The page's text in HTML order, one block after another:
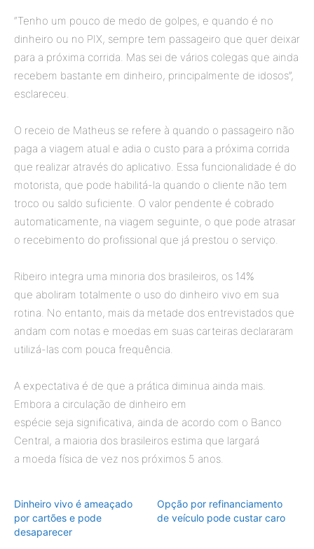
“Tenho um pouco de medo de golpes, e quando é no
dinheiro ou no PIX, sempre tem passageiro que quer deixar
para a próxima corrida. Mas sei de vários colegas que ainda
recebem bastante em dinheiro, principalmente de idosos”,
esclareceu.
O receio de Matheus se refere à quando o passageiro não
paga a viagem atual e adia o custo para a próxima corrida
que realizar através do aplicativo. Essa funcionalidade é do
motorista, que pode habilitá-la quando o cliente não tem
troco ou saldo suficiente. O valor pendente é cobrado
automaticamente, na viagem seguinte, o que pode atrasar
o recebimento do profissional que já prestou o serviço.
Ribeiro integra uma minoria dos brasileiros, os 14%
que aboliram totalmente o uso do dinheiro vivo em sua
rotina. No entanto, mais da metade dos entrevistados que
andam com notas e moedas em suas carteiras declararam
utilizá-las com pouca frequência.
A expectativa é de que a prática diminua ainda mais.
Embora a circulação de dinheiro em
espécie seja significativa, ainda de acordo com o Banco
Central, a maioria dos brasileiros estima que largará
a moeda física de vez nos próximos 5 anos.
Dinheiro vivo é ameaçado
por cartões e pode
desaparecer
Opção por refinanciamento
de veículo pode custar caro